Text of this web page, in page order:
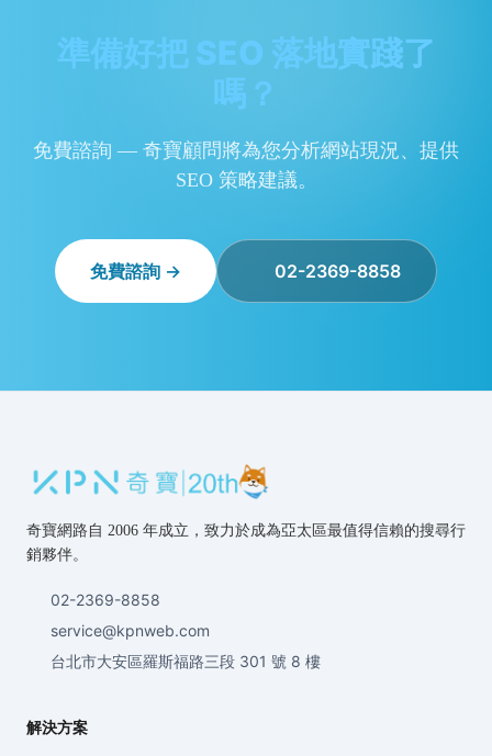
準備好把 SEO 落地實踐了
嗎？
免費諮詢 — 奇寶顧問將為您分析網站現況、提供
SEO 策略建議。
免費諮詢 → 02-2369-8858
奇寶網路自 2006 年成立，致力於成為亞太區最值得信賴的搜尋行
銷夥伴。
02-2369-8858
service@kpnweb.com
台北市大安區羅斯福路三段 301 號 8 樓
解決方案